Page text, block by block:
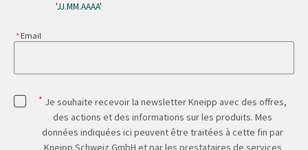
'JJ.MM.AAAA'
Email
* Je souhaite recevoir la newsletter Kneipp avec des offres,
des actions et des informations sur les produits. Mes
données indiquées ici peuvent être traitées à cette fin par
Kneipp Schweiz GmbH et par les prestataires de services